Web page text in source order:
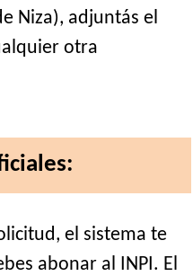
Niza), adjuntás el
otra
el sistema te
abonar al INPI. El